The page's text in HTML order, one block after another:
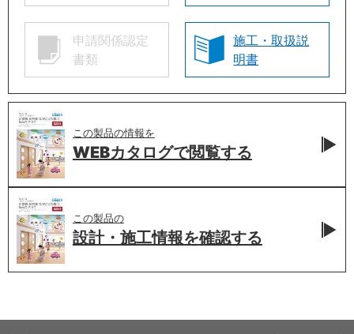
申請関係認定
書類
施工・取扱説
明書
この製品の情報を
WEBカタログで閲覧する
この製品の
設計・施工情報を確認する